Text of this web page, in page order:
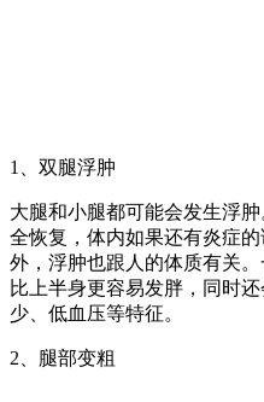
1、双腿浮肿
大腿和小腿都可能会发生浮
全恢复，体内如果还有炎症
外，浮肿也跟人的体质有关
比上半身更容易发胖，同时
少、低血压等特征。
2、腿部变粗